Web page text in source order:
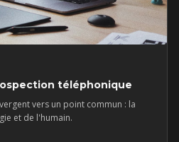
téléphonique
vers un point commun : la
et de l'humain.